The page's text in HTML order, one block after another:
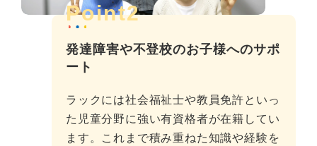
Point2
発達障害や不登校のお子様へのサポ
ート
ラックには社会福祉士や教員免許といっ
た児童分野に強い有資格者が在籍してい
ます。これまで積み重ねた知識や経験を